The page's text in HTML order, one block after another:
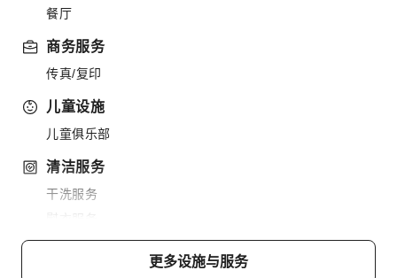
餐厅
商务服务
传真/复印
儿童设施
儿童俱乐部
清洁服务
干洗服务
洗衣服务
更多设施与服务